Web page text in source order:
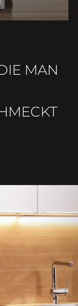
MAN
und dem
die